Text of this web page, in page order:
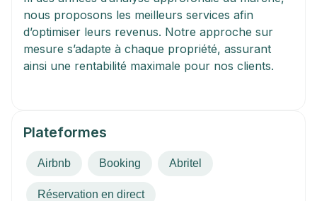
nous proposons les meilleurs services afin
d’optimiser leurs revenus. Notre approche sur
mesure s’adapte à chaque propriété, assurant
ainsi une rentabilité maximale pour nos clients.
Plateformes
Airbnb Booking Abritel
Réservation en direct